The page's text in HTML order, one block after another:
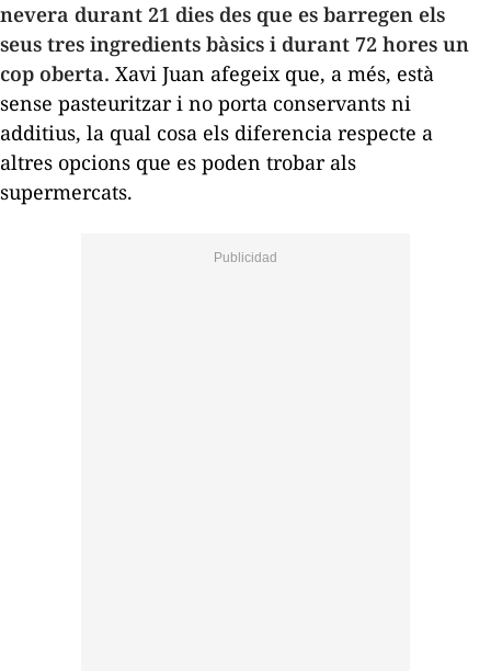
nevera durant 21 dies des que es barregen els
seus tres ingredients bàsics i durant 72 hores un
cop oberta. Xavi Juan afegeix que, a més, està
sense pasteuritzar i no porta conservants ni
additius, la qual cosa els diferencia respecte a
altres opcions que es poden trobar als
supermercats.